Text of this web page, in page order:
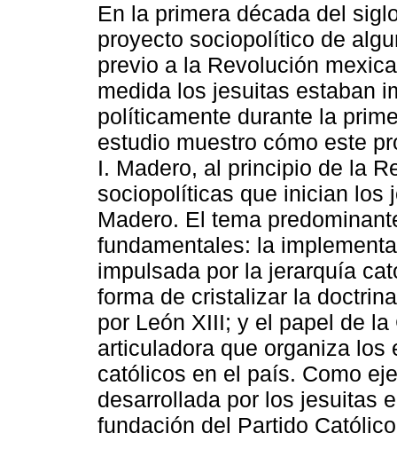
En la primera década del
proyecto sociopolítico de
previo a la Revolución
medida los jesuitas estaban
políticamente durante la
estudio muestro cómo este
I. Madero, al principio de la
sociopolíticas que inician los
Madero. El tema
fundamentales: la
impulsada por la jerarquía
forma de cristalizar la
por León XIII; y el papel de
articuladora que organiza
católicos en el país. Como
desarrollada por los jesuitas
fundación del Partido